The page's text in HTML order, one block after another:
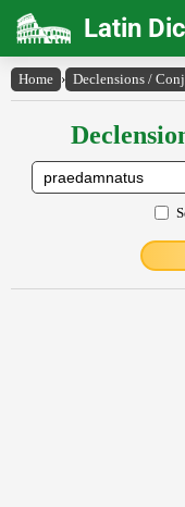
Latin
Home › Declensions /